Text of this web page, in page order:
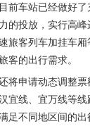
前车站已经做好
的投放，实行高
旅客列车加挂车
客的出行需求。
将申请动态调整
宜线、宜万线等
足不同地区间的出